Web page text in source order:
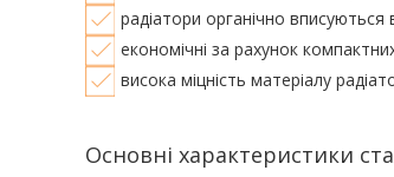
радіатори органічно вписуються
економічні за рахунок
висока міцність матеріалу
Основні характеристики